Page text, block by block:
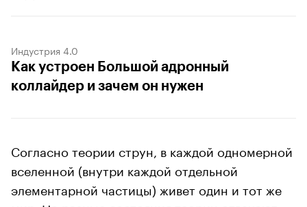
Индустрия 4.0
Как устроен Большой адронный
коллайдер и зачем он нужен
Согласно теории струн, в каждой одномерной
вселенной (внутри каждой отдельной
элементарной частицы) живет один и тот же